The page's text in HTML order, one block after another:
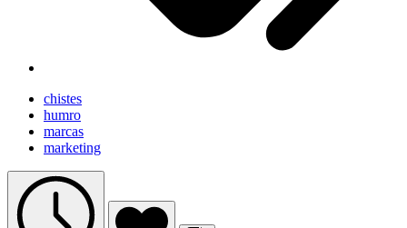
chistes
humro
marcas
marketing